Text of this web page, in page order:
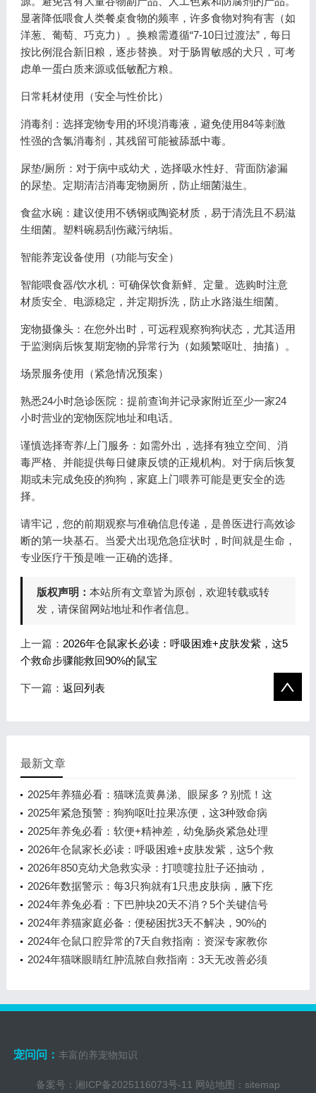
显著降低喂食人类餐桌食物的频率，许多食物对狗有害（如
洋葱、葡萄、巧克力）。换粮需遵循“7-10日过渡法”，每日
按比例混合新旧粮，逐步替换。对于肠胃敏感的犬只，可考
虑单一蛋白质来源或低敏配方粮。
日常耗材使用（安全与性价比）
消毒剂：选择宠物专用的环境消毒液，避免使用84等刺激
性强的含氯消毒剂，其残留可能被舔舐中毒。
尿垫/厕所：对于病中或幼犬，选择吸水性好、背面防渗漏
的尿垫。定期清洁消毒宠物厕所，防止细菌滋生。
食盆水碗：建议使用不锈钢或陶瓷材质，易于清洗且不易滋
生细菌。塑料碗易刮伤藏污纳垢。
智能养宠设备使用（功能与安全）
智能喂食器/饮水机：可确保饮食新鲜、定量。选购时注意
材质安全、电源稳定，并定期拆洗，防止水路滋生细菌。
宠物摄像头：在您外出时，可远程观察狗狗状态，尤其适用
于监测病后恢复期宠物的异常行为（如频繁呕吐、抽搐）。
场景服务使用（紧急情况预案）
熟悉24小时急诊医院：提前查询并记录家附近至少一家24
小时营业的宠物医院地址和电话。
谨慎选择寄养/上门服务：如需外出，选择有独立空间、消
毒严格、并能提供每日健康反馈的正规机构。对于病后恢复
期或未完成免疫的狗狗，家庭上门喂养可能是更安全的选
择。
请牢记，您的前期观察与准确信息传递，是兽医进行高效诊
断的第一块基石。当爱犬出现危急症状时，时间就是生命，
专业医疗干预是唯一正确的选择。
版权声明： 本站所有文章皆为原创，欢迎转载或转
发，请保留网站地址和作者信息。
上一篇： 2026年仓鼠家长必读：呼吸困难+皮肤发紫，这5
个救命步骤能救回90%的鼠宝
下一篇： 返回列表
最新文章
2025年养猫必看：猫咪流黄鼻涕、眼屎多？别慌！这
可能是90%猫都会遇到的呼吸道感
2025年紧急预警：狗狗呕吐拉果冻便，这3种致命病
因你必须知道！
2025年养兔必看：软便+精神差，幼兔肠炎紧急处理
指南
2026年仓鼠家长必读：呼吸困难+皮肤发紫，这5个救
命步骤能救回90%的鼠宝
2026年850克幼犬急救实录：打喷嚏拉肚子还抽动，
新手家长必看的5大救命步骤
2026年数据警示：每3只狗就有1只患皮肤病，腋下疙
瘩可能是健康红灯
2024年养兔必看：下巴肿块20天不消？5个关键信号
帮你判断严重程度
2024年养猫家庭必备：便秘困扰3天不解决，90%的
铲屎官都踩过这些坑
2024年仓鼠口腔异常的7天自救指南：资深专家教你
科学应对
2024年猫咪眼睛红肿流脓自救指南：3天无改善必须
宠问问： 丰富的养宠物知识
备案号： 湘ICP备2025116073号-11 网站地图： sitemap